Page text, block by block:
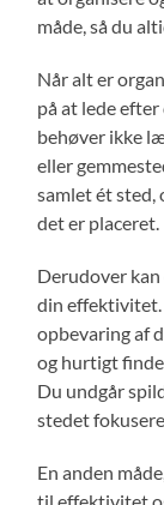
måde, så du
Når alt er
på at lede
behøver ikke
eller
samlet ét sted,
det er placeret.
Derudover
din effektivitet.
opbevaring af
og hurtigt
Du undgår
stedet
En anden